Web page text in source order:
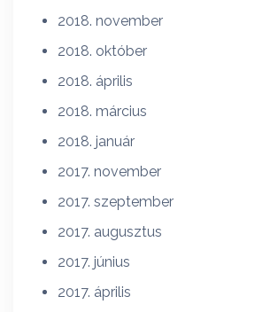
2018. november
2018. október
2018. április
2018. március
2018. január
2017. november
2017. szeptember
2017. augusztus
2017. június
2017. április